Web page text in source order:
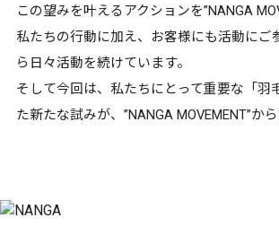
この望みを叶えるアクションを”NANGA
私たちの行動に加え、お客様にも活動にご
ら日々活動を続けています。
そして今回は、私たちにとって重要な「羽
た新たな試みが、”NANGA MOVEMENT”か